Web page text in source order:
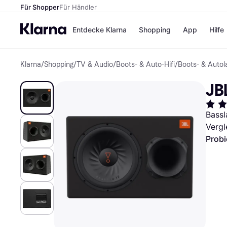
Für ShopperFür Händler
Entdecke Klarna
Zahlungsmethoden
Bezahle in bis zu 30
Ratenzahlung
Shopping
Shops
eBay
Temu
SHEIN
App Hilfe
Klarna/Shopping/TV & Audio/Boots- & Auto-Hifi/Boots- &